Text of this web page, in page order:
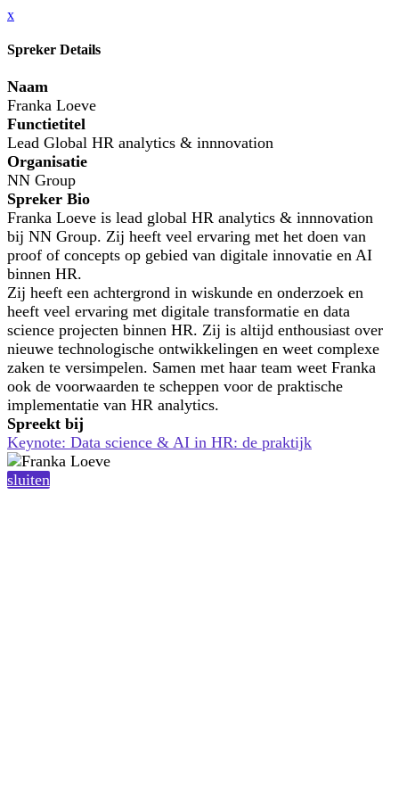
x
Spreker Details
Naam
Franka Loeve
Functietitel
Lead Global HR analytics & innnovation
Organisatie
NN Group
Spreker Bio
Franka Loeve is lead global HR analytics & innnovation
bij NN Group. Zij heeft veel ervaring met het doen van
proof of concepts op gebied van digitale innovatie en AI
binnen HR.
Zij heeft een achtergrond in wiskunde en onderzoek en
heeft veel ervaring met digitale transformatie en data
science projecten binnen HR. Zij is altijd enthousiast over
nieuwe technologische ontwikkelingen en weet complexe
zaken te versimpelen. Samen met haar team weet Franka
ook de voorwaarden te scheppen voor de praktische
implementatie van HR analytics.
Spreekt bij
Keynote: Data science & AI in HR: de praktijk
sluiten